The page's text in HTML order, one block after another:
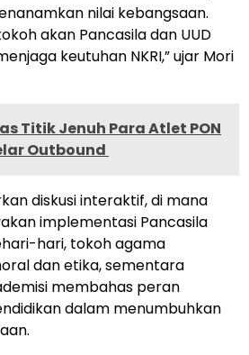
nilai kebangsaan.
akan Pancasila dan UUD
keutuhan NKRI,” ujar Mori
Titik Jenuh Para Atlet PON
Outbound
diskusi interaktif, di mana
implementasi Pancasila
hari, tokoh agama
dan etika, sementara
membahas peran
dalam menumbuhkan